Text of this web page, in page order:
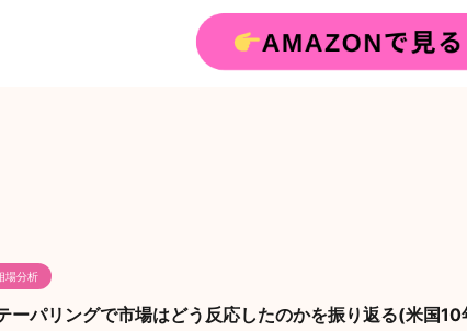
場分析
ーパリングで市場はどう反応したのかを振り返る(米国10